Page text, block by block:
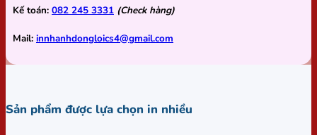
Kế toán: 082 245 3331 (Check hàng)
Mail: innhanhdongloics4@gmail.com
Sản phẩm được lựa chọn in nhiều